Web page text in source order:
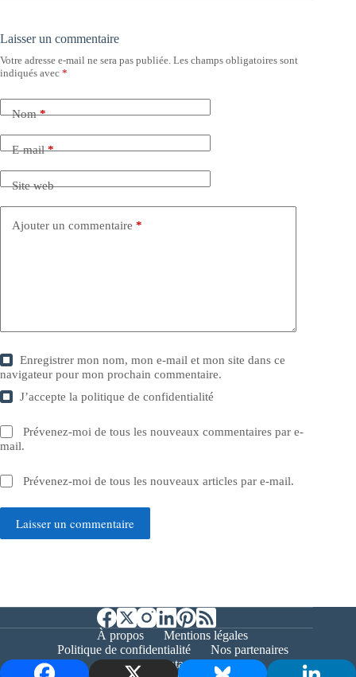
Laisser un commentaire
Votre adresse e-mail ne sera pas publiée. Les champs obligatoires sont
indiqués avec *
Nom*
E-mail*
Site web
Ajouter un commentaire *
Enregistrer mon nom, mon e-mail et mon site dans ce
navigateur pour mon prochain commentaire.
J’accepte lapolitique de confidentialité
Prévenez-moi de tous les nouveaux commentaires par e-
mail.
Prévenez-moi de tous les nouveaux articles par e-mail.
Laisser un commentaire
À propos
Mentions légales
Politique de confidentialité
Nos partenaires
Contact